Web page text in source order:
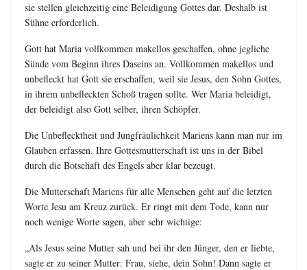
sie stellen gleichzeitig eine Beleidigung Gottes dar. Deshalb ist
Sühne erforderlich.
Gott hat Maria vollkommen makellos geschaffen, ohne jegliche
Sünde vom Beginn ihres Daseins an. Vollkommen makellos und
unbefleckt hat Gott sie erschaffen, weil sie Jesus, den Sohn Gottes,
in ihrem unbefleckten Schoß tragen sollte. Wer Maria beleidigt,
der beleidigt also Gott selber, ihren Schöpfer.
Die Unbeflecktheit und Jungfräulichkeit Mariens kann man nur im
Glauben erfassen. Ihre Gottesmutterschaft ist uns in der Bibel
durch die Botschaft des Engels aber klar bezeugt.
Die Mutterschaft Mariens für alle Menschen geht auf die letzten
Worte Jesu am Kreuz zurück. Er ringt mit dem Tode, kann nur
noch wenige Worte sagen, aber sehr wichtige:
„Als Jesus seine Mutter sah und bei ihr den Jünger, den er liebte,
sagte er zu seiner Mutter: Frau, siehe, dein Sohn! Dann sagte er